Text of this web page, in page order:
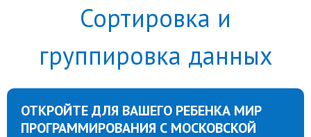
Сортировка и
группировка данных
ОТКРОЙТЕ ДЛЯ ВАШЕГО РЕБЕНКА МИР
ПРОГРАММИРОВАНИЯ С МОСКОВСКОЙ